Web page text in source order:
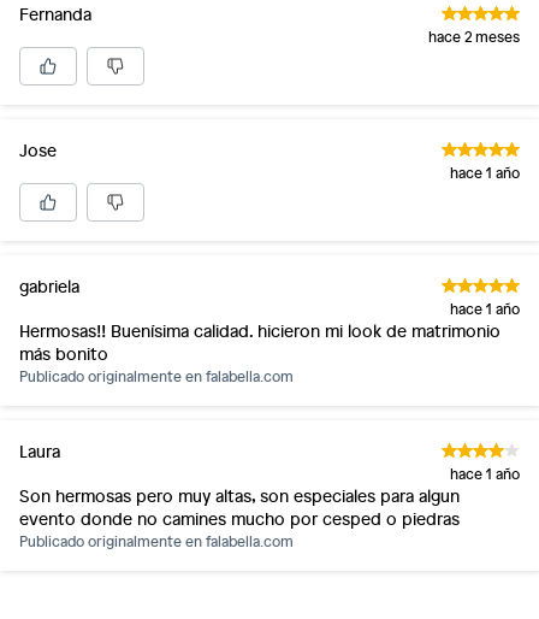
Fernanda
hace 2 meses
Jose
hace 1 año
gabriela
hace 1 año
Hermosas!! Buenísima calidad. hicieron mi look de matrimonio
más bonito
Publicado originalmente enfalabella.com
Laura
hace 1 año
Son hermosas pero muy altas, son especiales para algun
evento donde no camines mucho por cesped o piedras
Publicado originalmente enfalabella.com